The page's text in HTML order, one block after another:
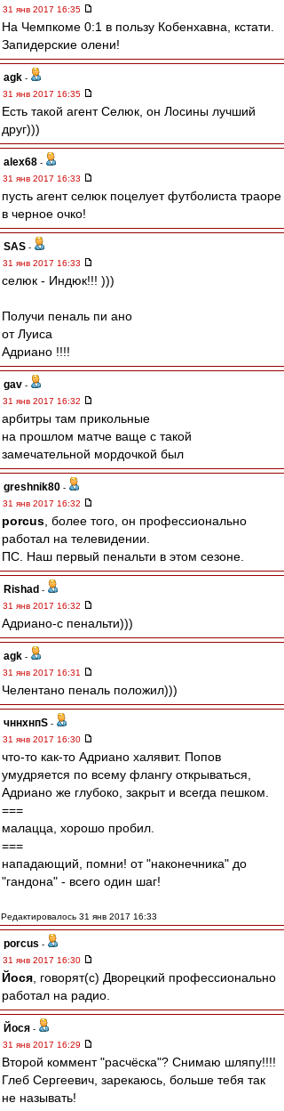
31 янв 2017 16:35
На Чемпкоме 0:1 в пользу Кобенхавна, кстати.
Запидерские олени!
agk -
31 янв 2017 16:35
Есть такой агент Селюк, он Лосины лучший
друг)))
alex68 -
31 янв 2017 16:33
пусть агент селюк поцелует футболиста траоре
в черное очко!
SAS -
31 янв 2017 16:33
селюк - Индюк!!! )))
Получи пеналь пи ано
от Луиса
Адриано !!!!
gav -
31 янв 2017 16:32
арбитры там прикольные
на прошлом матче ваще с такой
замечательной мордочкой был
greshnik80 -
31 янв 2017 16:32
porcus , более того, он профессионально
работал на телевидении.
ПС. Наш первый пенальти в этом сезоне.
Rishad -
31 янв 2017 16:32
Адриано-с пенальти)))
agk -
31 янв 2017 16:31
Челентано пеналь положил)))
чннхнпS -
31 янв 2017 16:30
что-то как-то Адриано халявит. Попов
умудряется по всему флангу открываться,
Адриано же глубоко, закрыт и всегда пешком.
===
малацца, хорошо пробил.
===
нападающий, помни! от "наконечника" до
"гандона" - всего один шаг!
Редактировалось 31 янв 2017 16:33
porcus -
31 янв 2017 16:30
Йося , говорят(с) Дворецкий профессионально
работал на радио.
Йося -
31 янв 2017 16:29
Второй коммент "расчёска"? Снимаю шляпу!!!!
Глеб Сергеевич, зарекаюсь, больше тебя так
не называть!